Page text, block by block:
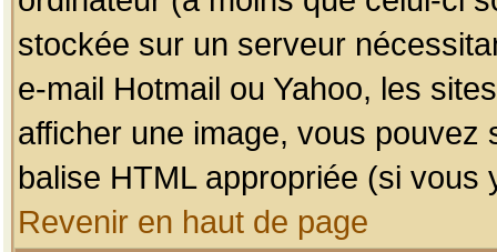
stockée sur un serveur
e-mail Hotmail ou Yahoo, les
afficher une image, vous pouvez
balise HTML appropriée (si vous
Revenir en haut de page